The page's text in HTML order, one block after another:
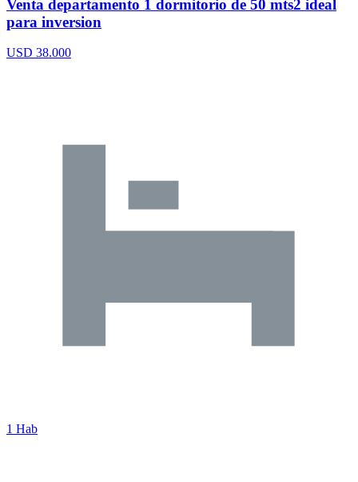
Venta departamento 1 dormitorio de 50 mts2 ideal
para inversion
USD 38.000
1 Hab